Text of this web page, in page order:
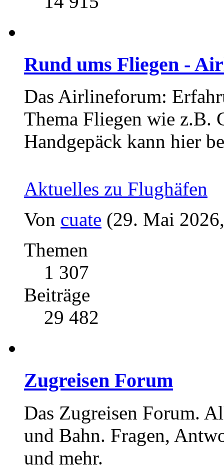
Rund ums Fliegen -
Das Airlineforum:
Thema Fliegen wie z.B.
Handgepäck kann hier
Aktuelles zu Flughäfen
Von cuate (29. Mai
Themen
1 307
Beiträge
29 482
Zugreisen Forum
Das Zugreisen Forum.
und Bahn. Fragen,
und mehr.